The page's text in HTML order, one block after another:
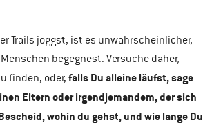
Trails joggst, ist es unwahrscheinlicher,
begegnest. Versuche daher,
finden, oder, falls Du alleine läufst, sage
Eltern oder irgendjemandem, der sich
wohin du gehst, und wie lange Du